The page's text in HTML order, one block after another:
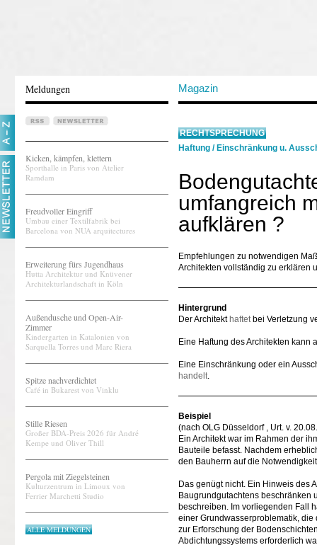
Meldungen Magazin
Kicken, kämpfen, klettern
Sporthalle in Paris von Atelier
Ramdam
Freudvoller Eingriff
Umbau einer Textilfabrik bei
Barcelona von NUA arquitectures
Erweiterung fürs Jugendhaus
Hutta Architektur und Knüvener
Architekturlandschaft in Köln
Außendusche und Open-Air-
Zimmer
Kindergarten in Katalonien von
Sarquella Torres und Marc Riera
Spitze nachverdichtet
Café in Bukarest von Vinklu
Stille Riesen
Großer BDA-Preis 2026 für André
Kempe und Oliver Thill
Pergola mit Ziegelsteinen
Kulturzentrum in Limoux von
Ferrier Marchetti Studio
ALLE MELDUNGEN
RECHTSPRECHUNG
Haftung / Einschränkung u.
umfangreich
aufklären ?
Empfehlungen zu notwendigen
Architekten vollständig zu erklären
Hintergrund
Der Architekt haftetbei Verletzung
Eine Haftung des Architekten
Eine Einschränkung oder ein
handelt.
Beispiel
(nach OLG Düsseldorf , Urt. v.
Ein Architekt war im Rahmen der
Bauteile befasst. Nachdem
den Bauherrn auf die
Das genügt nicht. Ein Hinweis des
Baugrundgutachtens beschränken
beschreiben. Im vorliegenden Fall
einer Grundwasserproblematik,
zur Erforschung der
Abdichtungssystems erforderlich